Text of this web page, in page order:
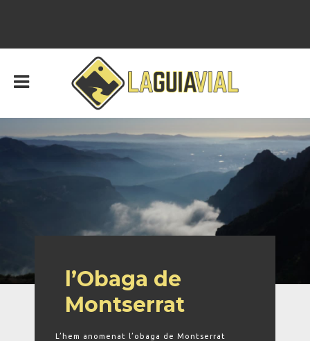
l’Obaga de
Montserrat
L’hem anomenat l’obaga de Montserrat